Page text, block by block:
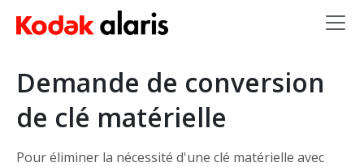
Skip to main content
Demande de conversion
de clé matérielle
Pour éliminer la nécessité d'une clé matérielle avec